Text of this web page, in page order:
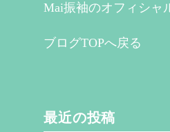
Mai振袖のオフィシャ
ブログTOPへ戻る
最近の投稿